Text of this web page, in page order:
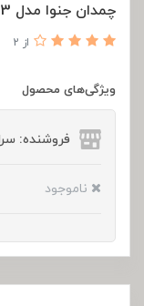
چمدان جنوا مدل G2423 سایز متوسط رنگ قرمز
از 2
ویژگی‌های محصول
فروشنده:
ناموجود